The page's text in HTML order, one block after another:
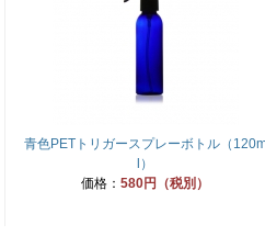
青色PETトリガースプレーボトル（
l）
価格： 580円（税別）